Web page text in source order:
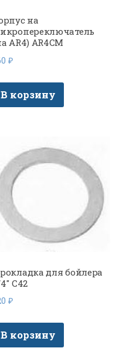
на
AR4) AR4CM
₽
В корзину
для бойлера
C42
₽
В корзину